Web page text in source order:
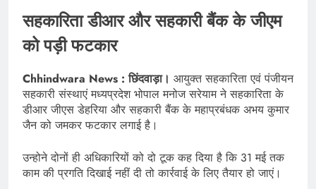
सहकारिता डीआर और सहकारी बैंक के जीएम
को पड़ी फटकार
Chhindwara News : छिंदवाड़ा। आयुक्त सहकारिता एवं पंजीयन
सहकारी संस्थाएं मध्यप्रदेश भोपाल मनोज सरेयाम ने सहकारिता के
डीआर जीएस डेहरिया और सहकारी बैंक के महाप्रबंधक अभय कुमार
जैन को जमकर फटकार लगाई है।
उन्होने दोनों ही अधिकारियों को दो टूक कह दिया है कि 31 मई तक
काम की प्रगति दिखाई नहीं दी तो कार्रवाई के लिए तैयार हो जाएं।